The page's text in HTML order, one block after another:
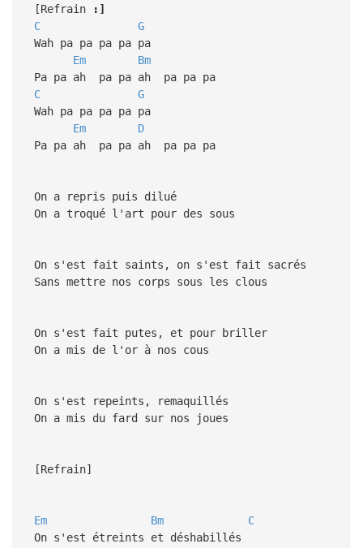
[Refrain
:]
C
G
Wah pa pa pa pa pa
Em
Bm
Pa pa ah pa pa ah pa pa pa
C
G
Wah pa pa pa pa pa
Em
D
Pa pa ah pa pa ah pa pa pa
On a repris puis dilué
On a troqué l'art pour des sous
On s'est fait saints, on s'est fait sacrés
Sans mettre nos corps sous les clous
On s'est fait putes, et pour briller
On a mis de l'or à nos cous
On s'est repeints, remaquillés
On a mis du fard sur nos joues
[Refrain]
Em Bm
C
On s'est étreints et déshabillés